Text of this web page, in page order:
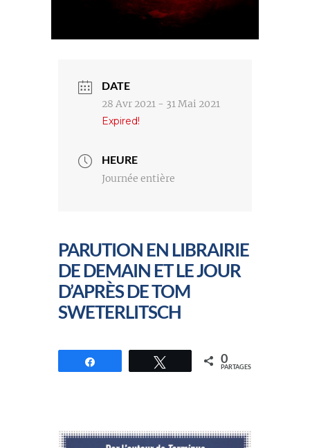
DATE
28 Avr 2021 - 31 Mai 2021
Expired!
HEURE
Journée entière
PARUTION EN LIBRAIRIE
DE DEMAIN ET LE JOUR
D’APRÈS DE TOM
SWETERLITSCH
Tweetez 0
PARTAGES